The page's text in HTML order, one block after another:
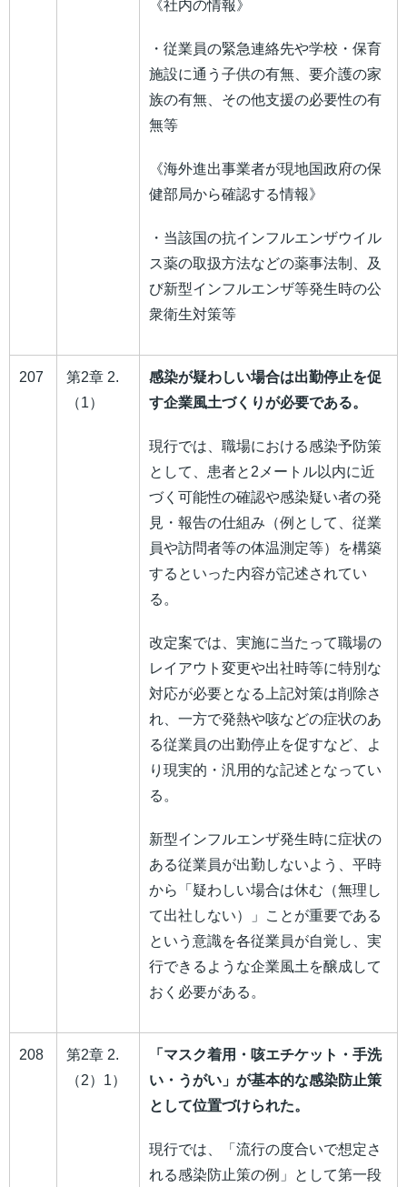
《社内の情報》
・従業員の緊急連絡先や学校・保育
施設に通う子供の有無、要介護の家
族の有無、その他支援の必要性の有
無等
《海外進出事業者が現地国政府の保
健部局から確認する情報》
・当該国の抗インフルエンザウイル
ス薬の取扱方法などの薬事法制、及
び新型インフルエンザ等発生時の公
衆衛生対策等
207
第2章 2.
（1）
感染が疑わしい場合は出勤停止を促
す企業風土づくりが必要である。
現行では、職場における感染予防策
として、患者と2メートル以内に近
づく可能性の確認や感染疑い者の発
見・報告の仕組み（例として、従業
員や訪問者等の体温測定等）を構築
するといった内容が記述されてい
る。
改定案では、実施に当たって職場の
レイアウト変更や出社時等に特別な
対応が必要となる上記対策は削除さ
れ、一方で発熱や咳などの症状のあ
る従業員の出勤停止を促すなど、よ
り現実的・汎用的な記述となってい
る。
新型インフルエンザ発生時に症状の
ある従業員が出勤しないよう、平時
から「疑わしい場合は休む（無理し
て出社しない）」ことが重要である
という意識を各従業員が自覚し、実
行できるような企業風土を醸成して
おく必要がある。
208
第2章 2.
（2）1）
「マスク着用・咳エチケット・手洗
い・うがい」が基本的な感染防止策
として位置づけられた。
現行では、「流行の度合いで想定さ
れる感染防止策の例」として第一段